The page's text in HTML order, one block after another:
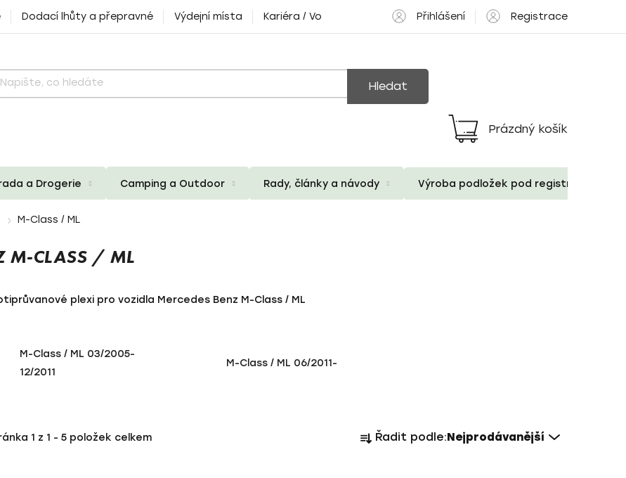
Dodací lhůty a přepravné Výdejní místa Kariéra / Volné pozice Přihlášení Registrace
Hledat
Nákupní
košík
Prázdný košík
a Drogerie Camping a Outdoor Rady, články a návody Výroba podložek pod registrační
M-Class / ML
M-CLASS / ML
plexi pro vozidla Mercedes Benz M-Class / ML
M-Class / ML 03/2005-
12/2011
M-Class / ML 06/2011-
1 z 1 - 5 položek celkem
a Řadit podle:Nejprodávanější